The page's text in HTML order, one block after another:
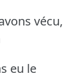
vécu,
eu le